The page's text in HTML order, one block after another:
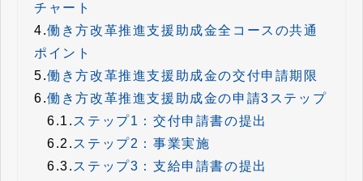
チャート
4.働き方改革推進支援助成金全コースの共通
ポイント
5.働き方改革推進支援助成金の交付申請期限
6.働き方改革推進支援助成金の申請3ステップ
6.1. ステップ1：交付申請書の提出
6.2. ステップ2：事業実施
6.3. ステップ3：支給申請書の提出